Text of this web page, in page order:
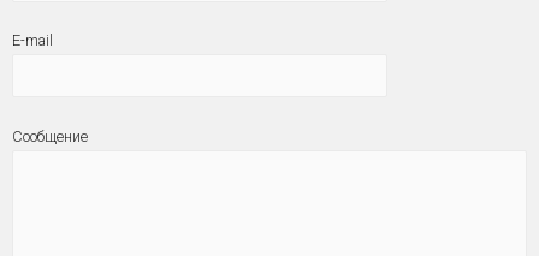
E-mail
Сообщение